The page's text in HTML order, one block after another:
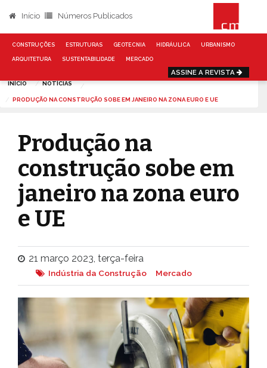
Início Números Publicados
CONSTRUÇÕES ESTRUTURAS GEOTECNIA HIDRÁULICA URBANISMO
ARQUITETURA SUSTENTABILIDADE MERCADO
ASSINE A REVISTA
INÍCIO NOTÍCIAS
PRODUÇÃO NA CONSTRUÇÃO SOBE EM JANEIRO NA ZONA EURO E UE
Produção na
construção sobe em
janeiro na zona euro
e UE
21 março 2023, terça-feira
Indústria da Construção Mercado